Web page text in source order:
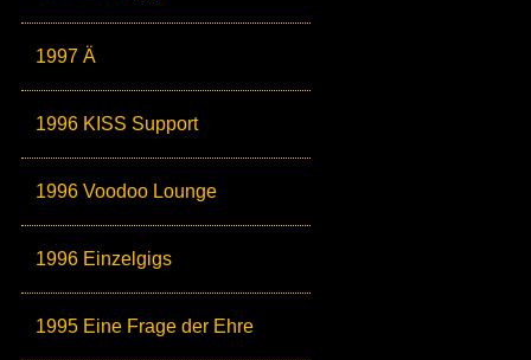
1997 Ä
1996 KISS Support
1996 Voodoo Lounge
1996 Einzelgigs
1995 Eine Frage der Ehre